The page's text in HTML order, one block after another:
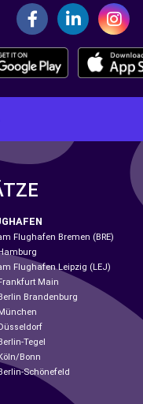
Flughafen Bremen (BRE)
Flughafen Leipzig (LEJ)
Main
Brandenburg
Tegel
Bonn
Schönefeld